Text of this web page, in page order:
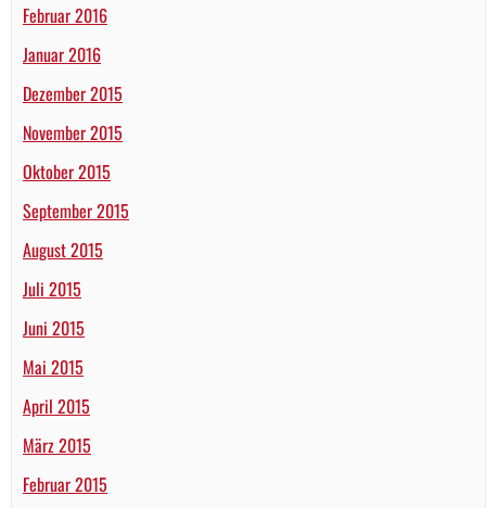
Februar 2016
Januar 2016
Dezember 2015
November 2015
Oktober 2015
September 2015
August 2015
Juli 2015
Juni 2015
Mai 2015
April 2015
März 2015
Februar 2015